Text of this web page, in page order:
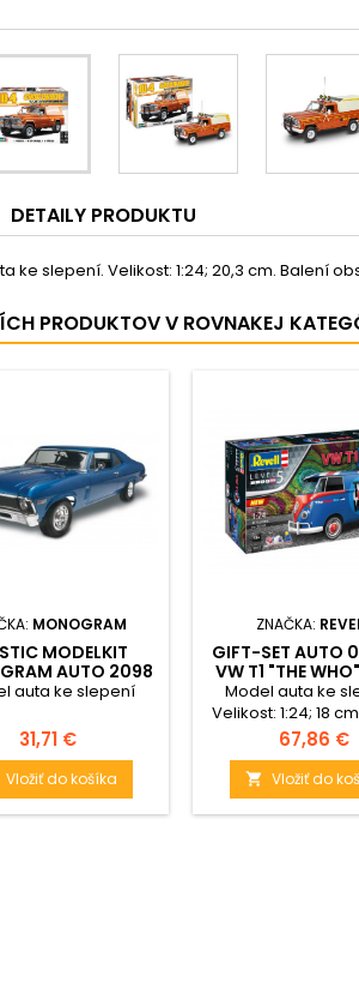
DETAILY PRODUKTU
ke slepení. Velikost: 1:24; 20,3 cm. Balení
PRODUKTOV V ROVNAKEJ
MONOGRAM
MODELKIT
AUTO 2098
NOVA™ SS
auta ke slepení
Cena
31,71 €
Vložiť do košíka
ZNAČKA:
GIFT-SET AUTO
VW T1 "THE
Model auta ke
Velikost: 1:24; 18
obsahuje: 132
slepení, lepidlo,
barviček.
Cena
67,86 €
 Vložiť do